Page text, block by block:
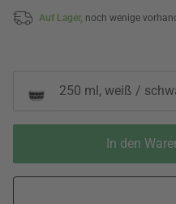
Auf Lager, noch wenige
250 ml, weiß /
In den